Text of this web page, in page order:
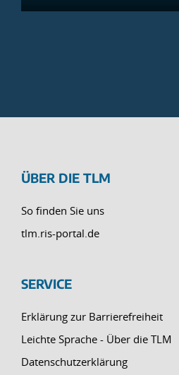
ÜBER DIE TLM
So finden Sie uns
tlm.ris-portal.de
SERVICE
Erklärung zur Barrierefreiheit
Leichte Sprache - Über die TLM
Datenschutzerklärung